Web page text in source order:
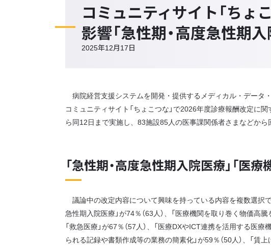
コミュニティサイト「ちょ
影響「急性期・高度急性期
2025年12月17日
病院経営支援システムを開発・提供するメディカル・データ
コミュニティサイト「ちょこつな」で2026年度診療報酬改定
ら同12日まで実施し、83施設85人の医事課関係者さまなどから
「急性期・高度急性期入院医療」「医
議論中の改定内容について興味を持っている内容を複数選択
急性期入院医療」が74％（63人）、「医療機関を取り巻く物価高騰
「救急医療」が67％（57人）、「医療DXやICT連携を活用する医療
られる記録や書類作成等の業務の簡素化」が59％（50人）、「賃上